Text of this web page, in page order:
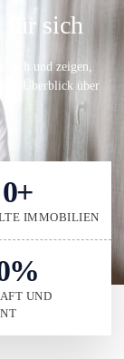
für sich
sich und zeigen,
Überblick über
IMMOBILIEN
0+
UND
%